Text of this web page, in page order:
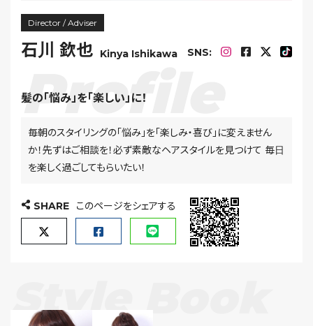
Director / Adviser
石川 欽也 Kinya Ishikawa SNS:
髪の「悩み」を「楽しい」に！
毎朝のスタイリングの「悩み」を「楽しみ・喜び」に変えません
か！先ずはご相談を！必ず素敵なヘアスタイルを見つけて 毎日
を楽しく過ごしてもらいたい！
SHARE このページをシェアする
Style Book